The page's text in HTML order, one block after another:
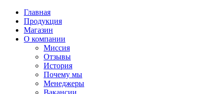
Главная
Продукция
Магазин
О компании
Миссия
Отзывы
История
Почему мы
Менеджеры
Вакансии